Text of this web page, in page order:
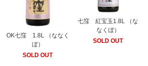
OK七窪 1.8L （ななく
ぼ）
SOLD OUT
七窪 紅宝玉1.8L （な
なくぼ）
SOLD OUT